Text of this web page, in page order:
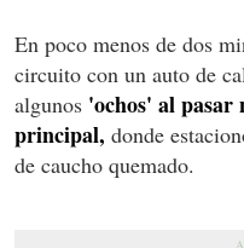
En poco menos de dos
circuito con un auto de
algunos 'ochos' al pasar
principal, donde
de caucho quemado.